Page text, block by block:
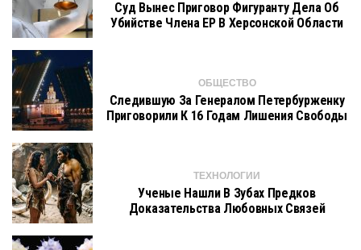
Суд Вынес Приговор Фигуранту Дела Об
Убийстве Члена ЕР В Херсонской Области
ОБЩЕСТВО
Следившую За Генералом Петербурженку
Приговорили К 16 Годам Лишения Свободы
ТЕХНОЛОГИИ
Ученые Нашли В Зубах Предков
Доказательства Любовных Связей